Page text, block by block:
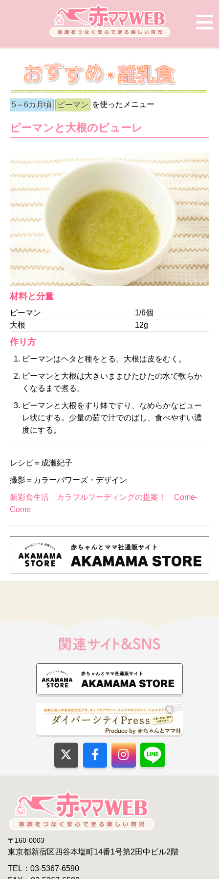
5～6カ月頃 ピーマン を使ったメニュー
ピーマンと大根のピューレ
材料と分量
ピーマン
1/6個
大根
12g
作り方
ピーマンはヘタと種をとる。大根は皮をむく。
ピーマンと大根は大きいままひたひたの水で軟らか
くなるまで煮る。
ピーマンと大根をすり鉢ですり、なめらかなピュー
レ状にする。少量の茹で汁でのばし、食べやすい濃
度にする。
レシピ＝成瀬紀子
撮影＝カラーパワーズ・デザイン
新彩食生活 カラフルフーディングの提案！ Come-
Come
〒160-0003
東京都新宿区四谷本塩町14番1号第2田中ビル2階
TEL：03-5367-6590